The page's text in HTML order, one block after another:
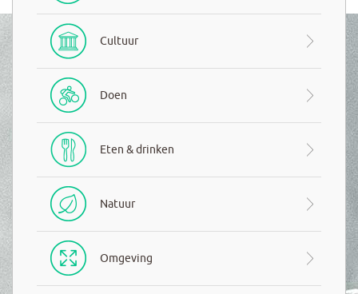
Cultuur
Doen
Eten & drinken
Natuur
Omgeving